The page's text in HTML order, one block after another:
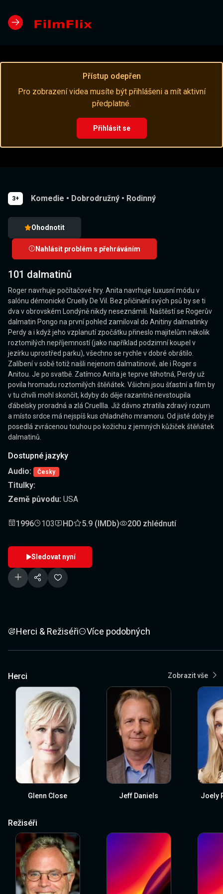
Přístup odepřen
Pro zobrazení videa musíte být přihlášeni a mít aktivní
předplatné.
Přihlásit se
3+ Komedie • Dobrodružný • Rodinný
Ohodnotit
Nahlásit problém s přehráváním
101 dalmatinů
Roger navrhuje počítačové hry. Anita navrhuje luxusní módu v
salónu démonické Cruelly De Vil. Bez přičinění svých psů by se ti
dva v obrovském Londýně nikdy neseznámili. Naštěstí se Rogerův
dalmatin Pongo na první pohled zamiloval do Anitiny dalmatinky
Perdy a i když jeho vzplanutí zpočátku přineslo majitelům několik
roztomilých nepříjemností (jako například podzimní koupel v
jezírku uprostřed parku), všechno se rychle v dobré obrátilo.
Zalíbení v sobě totiž našli nejenom dalmatinové, ale i Roger s
Anitou. Je po svatbě. Zatímco Anita je teprve těhotná, Perdy už
povila hromadu roztomilých štěňátek. Všichni jsou šťastní a film by
v tu chvíli mohl skončit, kdyby do děje razantně nevstoupila
ďábelsky proradná a zlá Cruellla. Již dávno ztratila zdravý rozum
a místo srdce má nejspíš kus chladného mramoru. Od jisté doby je
posedlá zvrácenou touhou po kožichu z jemných kůžiček štěňátek
dalmatinů.
Dostupné jazyky
Audio:
Česky
Titulky:
Země původu: USA
1996 103 HD 5.9 (IMDb) 200 zhlédnutí
Sledovat nyní
Herci & Režiséři Více podobných
Herci Zobrazit vše
Glenn Close Jeff Daniels Joely
Režiséři